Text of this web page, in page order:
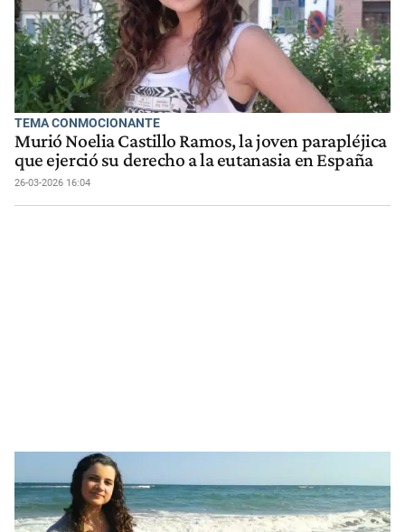
TEMA CONMOCIONANTE
Murió Noelia Castillo Ramos, la joven parapléjica
que ejerció su derecho a la eutanasia en España
26-03-2026 16:04